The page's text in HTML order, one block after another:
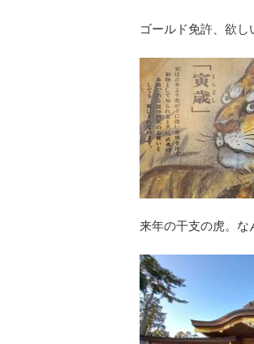
ゴールド免許、欲し
来年の干支の虎。な